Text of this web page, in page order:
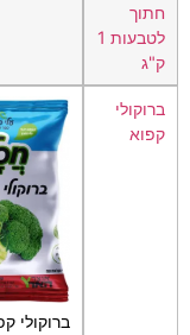
חתוך
לטבעות 1
ק"ג
ברוקולי
קפוא